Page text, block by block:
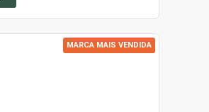
MARCA MAIS VENDIDA